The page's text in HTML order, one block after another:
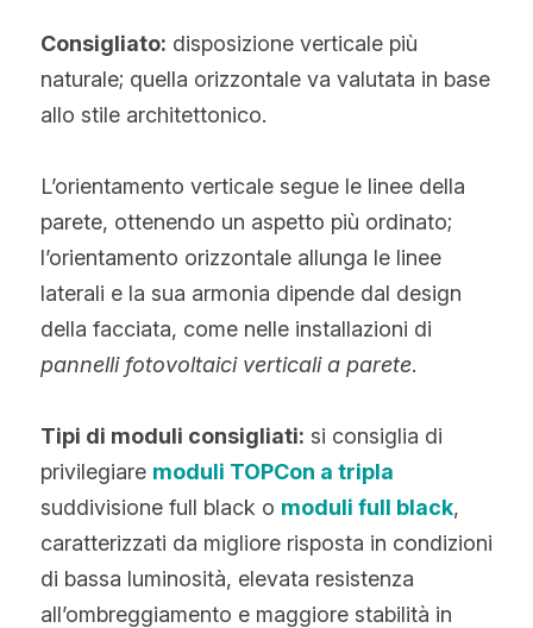
Consigliato: disposizione verticale più
naturale; quella orizzontale va valutata in base
allo stile architettonico.
L’orientamento verticale segue le linee della
parete, ottenendo un aspetto più ordinato;
l’orientamento orizzontale allunga le linee
laterali e la sua armonia dipende dal design
pannelli fotovoltaici verticali a parete.
Tipi di moduli consigliati: si consiglia di
privilegiare moduli TOPCon a tripla
suddivisione full black o moduli full black,
caratterizzati da migliore risposta in condizioni
di bassa luminosità, elevata resistenza
all’ombreggiamento e maggiore stabilità in